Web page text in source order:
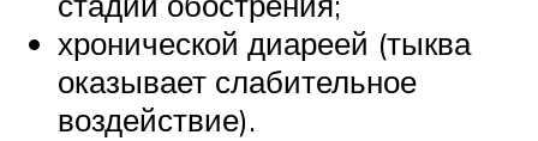
хронической диареей (тыква
оказывает слабительное
воздействие).